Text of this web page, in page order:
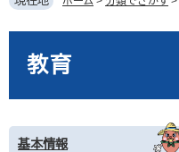
す。
し
教育
基本情報